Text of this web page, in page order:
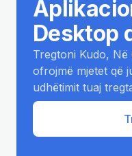
Desktop
Tregtoni Kudo, Në
ofrojmë mjetet që
udhëtimit tuaj